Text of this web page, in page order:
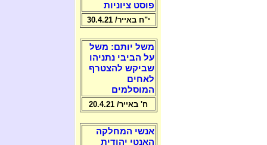
פוסט ציוניות
י"ח באייר/ 30.4.21
משל יותם: משל
על הביבי נתניהו
שביקש להצטרף
לאחים
המוסלמים
ח' באייר/ 20.4.21
אנשי המחלקה
האנטי יהודית